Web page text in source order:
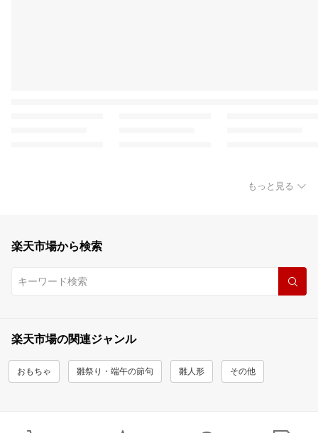
もっと見る
楽天市場から検索
楽天市場の関連ジャンル
おもちゃ 雛祭り・端午の節句 雛人形 その他